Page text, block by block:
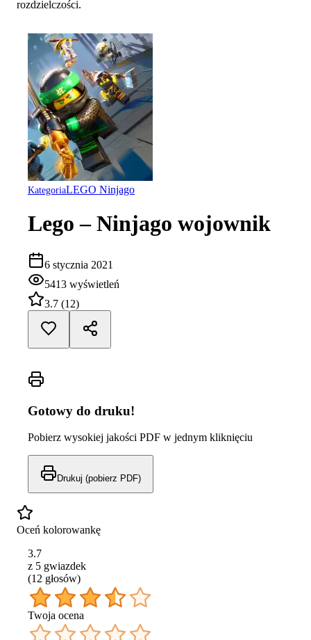
rozdzielczości.
KategoriaLEGO Ninjago
Lego – Ninjago wojownik
6 stycznia 2021
5413 wyświetleń
3.7 (12)
Gotowy do druku!
Pobierz wysokiej jakości PDF w jednym kliknięciu
Drukuj (pobierz PDF)
Oceń kolorowankę
3.7
z 5 gwiazdek
(12 głosów)
Twoja ocena